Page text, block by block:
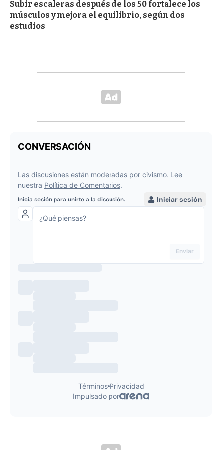
Subir escaleras después de los 50 fortalece los
músculos y mejora el equilibrio, según dos
estudios